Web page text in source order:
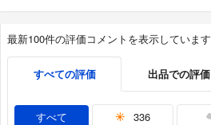
最新100件の評価コメントを表示しています
すべての評価 出品での評価
すべて 336